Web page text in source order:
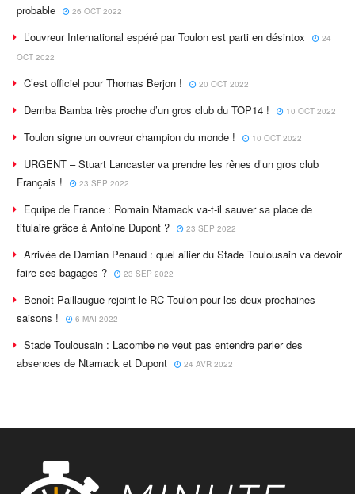
probable
26 OCT 2022
L’ouvreur International espéré par Toulon est parti en désintox
24
OCT 2022
C’est officiel pour Thomas Berjon ! 20 OCT 2022
Demba Bamba très proche d’un gros club du TOP14 ! 10 OCT 2022
Toulon signe un ouvreur champion du monde ! 10 OCT 2022
URGENT – Stuart Lancaster va prendre les rênes d’un gros club
Français !
23 SEP 2022
Equipe de France : Romain Ntamack va-t-il sauver sa place de
titulaire grâce à Antoine Dupont ?
23 SEP 2022
Arrivée de Damian Penaud : quel ailier du Stade Toulousain va devoir
faire ses bagages ?
23 SEP 2022
Benoît Paillaugue rejoint le RC Toulon pour les deux prochaines
saisons !
6 MAI 2022
Stade Toulousain : Lacombe ne veut pas entendre parler des
absences de Ntamack et Dupont
24 AVR 2022